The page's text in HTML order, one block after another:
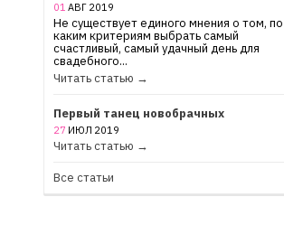
01 АВГ 2019
Не существует единого мнения о том, по
каким критериям выбрать самый
счастливый, самый удачный день для
свадебного...
Читать статью →
Первый танец новобрачных
27 ИЮЛ 2019
Читать статью →
Все статьи